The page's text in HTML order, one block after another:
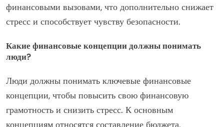
финансовыми вызовами, что дополнительно снижает
стресс и способствует чувству безопасности.
Какие финансовые концепции должны понимать
люди?
Люди должны понимать ключевые финансовые
концепции, чтобы повысить свою финансовую
грамотность и снизить стресс. К основным
концепциям относятся составление бюджета,